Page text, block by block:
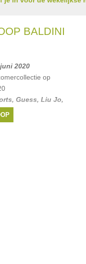
BALDINI
2020
op
, Guess, Liu Jo,